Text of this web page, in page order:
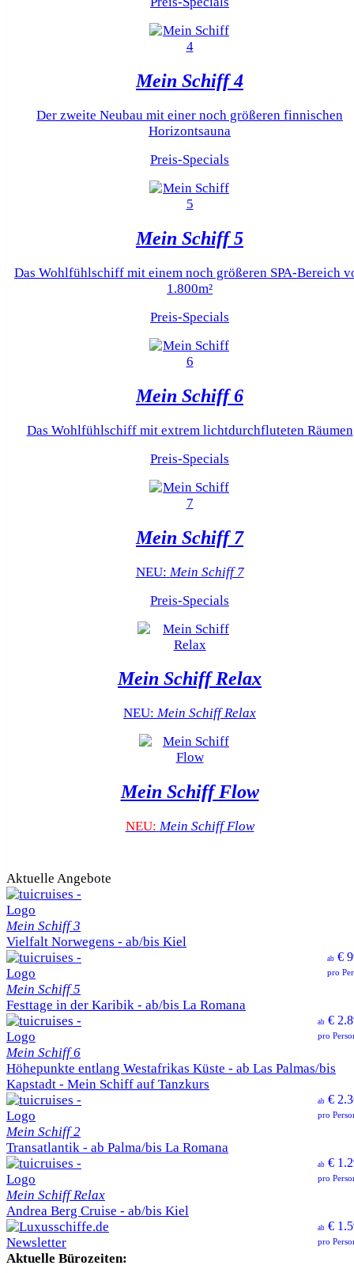
Mein Schiff 4
Der zweite Neubau mit einer noch größeren finnischen
Horizontsauna
Preis-Specials
Mein Schiff 5
Das Wohlfühlschiff mit einem noch größeren SPA-Bereich
1.800m²
Preis-Specials
Mein Schiff 6
Das Wohlfühlschiff mit extrem lichtdurchfluteten Räumen
Preis-Specials
Mein Schiff 7
NEU: Mein Schiff 7
Preis-Specials
Mein Schiff Relax
NEU: Mein Schiff Relax
Mein Schiff Flow
NEU: Mein Schiff Flow
Aktuelle Angebote
Mein Schiff 3
Vielfalt Norwegens - ab/bis Kiel
ab €
pro
Mein Schiff 5
Festtage in der Karibik - ab/bis La Romana
ab €
pro
Mein Schiff 6
Höhepunkte entlang Westafrikas Küste - ab Las Palmas/bis
Kapstadt - Mein Schiff auf Tanzkurs
ab €
pro
Mein Schiff 2
Transatlantik - ab Palma/bis La Romana
ab €
pro
Mein Schiff Relax
Andrea Berg Cruise - ab/bis Kiel
ab €
pro
Aktuelle Bürozeiten: